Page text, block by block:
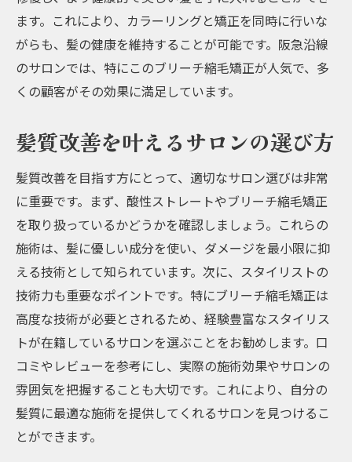
阪急沿線でおすすめのサロンランキング
髪質改善に最適なブリーチ縮毛矯正の方法
ブリーチ縮毛矯正を受ける前に知っておく
べきこと
阪急沿線で髪質改善酸性ストレートの効果とは
酸性ストレートの効果とその魅力
髪質改善に役立つ酸性ストレートの施術方
法
阪急沿線の酸性ストレートサロンの特徴
酸性ストレートを受ける前に知るべきこと
酸性ストレートのアフターケアと注意点
阪急沿線で注目の酸性ストレートサロン紹
介
ブリーチ縮毛矯正で美髪を手に入れる阪急沿線
のおすすめサロン
美髪を手に入れるためのブリーチ縮毛矯正
ます。これにより、カラーリングと矯正を同時に行いな
がらも、髪の健康を維持することが可能です。阪急沿線
のサロンでは、特にこのブリーチ縮毛矯正が人気で、多
くの顧客がその効果に満足しています。
髪質改善を叶えるサロンの選び方
髪質改善を目指す方にとって、適切なサロン選びは非常
に重要です。まず、酸性ストレートやブリーチ縮毛矯正
を取り扱っているかどうかを確認しましょう。これらの
施術は、髪に優しい成分を使い、ダメージを最小限に抑
える技術として知られています。次に、スタイリストの
技術力も重要なポイントです。特にブリーチ縮毛矯正は
高度な技術が必要とされるため、経験豊富なスタイリス
トが在籍しているサロンを選ぶことをお勧めします。口
コミやレビューを参考にし、実際の施術効果やサロンの
雰囲気を把握することも大切です。これにより、自分の
髪質に最適な施術を提供してくれるサロンを見つけるこ
とができます。